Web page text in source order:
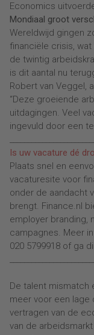
Economics
Mondiaal groot
Wereldwijd gingen
financiële crisis,
de twintig
is dit aantal nu
Robert van Veggel,
“Deze groeiende
uitdagingen. Veel
ingevuld door een
Is uw vacature dé
Plaats snel en
vacaturesite voor
onder de aandacht
brengt. Finance.nl
employer branding,
campagnes. Meer
020 5799918 of ga
De talent mismatch
meer voor een lage
vertragen van de
van de